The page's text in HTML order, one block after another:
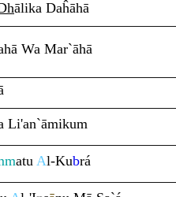
ālika Daĥāhā
Wa Mar`āhā
Li'an`āmikum
atu Al-Kubrá